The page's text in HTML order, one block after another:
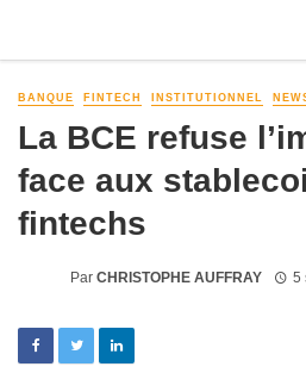
BANQUE FINTECH INSTITUTIONNEL
La BCE refuse
face aux
fintechs
Par CHRISTOPHE AUFFRAY 5